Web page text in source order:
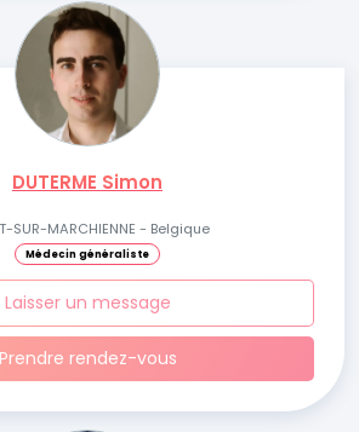
DUTERME Simon
SUR-MARCHIENNE - Belgique
Médecin généraliste
Laisser un message
Prendre rendez-vous